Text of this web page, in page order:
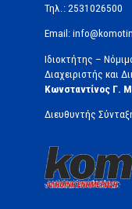
Τηλ.: 2531026500
Email:
Ιδιοκτήτης –
Διαχειριστής και
Κωνσταντίνος Γ.
Διευθυντής